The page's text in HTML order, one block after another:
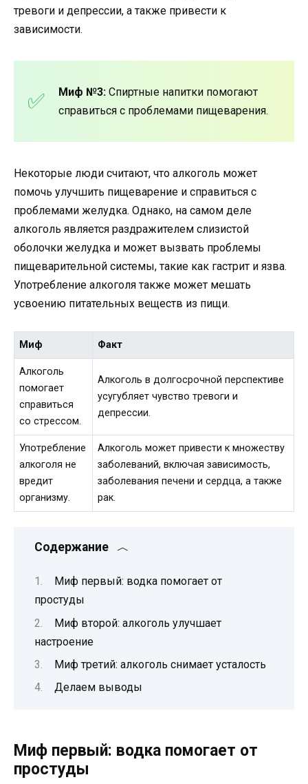
тревоги и депрессии, а также привести к
зависимости.
Миф №3: Спиртные напитки помогают
справиться с проблемами пищеварения.
Некоторые люди считают, что алкоголь может
помочь улучшить пищеварение и справиться с
проблемами желудка. Однако, на самом деле
алкоголь является раздражителем слизистой
оболочки желудка и может вызвать проблемы
пищеварительной системы, такие как гастрит и язва.
Употребление алкоголя также может мешать
усвоению питательных веществ из пищи.
Миф Факт
Алкоголь
помогает
справиться
со стрессом.
Алкоголь в долгосрочной перспективе
усугубляет чувство тревоги и
депрессии.
Употребление
алкоголя не
вредит
организму.
Алкоголь может привести к множеству
заболеваний, включая зависимость,
заболевания печени и сердца, а также
рак.
Содержание
Миф первый: водка помогает от
простуды
Миф второй: алкоголь улучшает
настроение
Миф третий: алкоголь снимает усталость
Делаем выводы
Миф первый: водка помогает от
простуды